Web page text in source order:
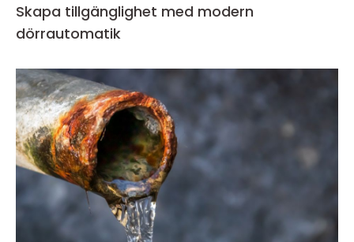
Skapa tillgänglighet med modern
dörrautomatik